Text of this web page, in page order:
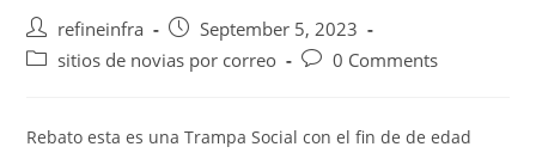
Post
author:
refineinfra
Post
published:
September 5, 2023
Postsitios de novias por correo
Post0 Comments
Rebato esta es una Trampa Social con el fin de de edad